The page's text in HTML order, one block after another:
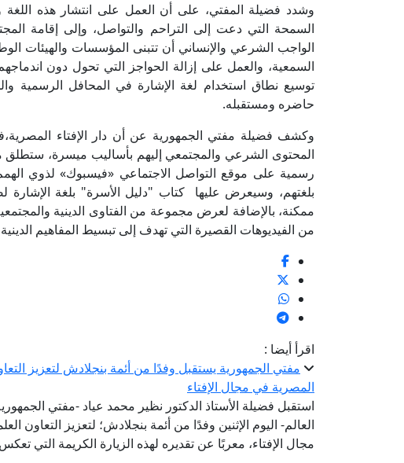
وشدد فضيلة المفتي، على أن العمل على انتشار هذه
السمحة التي دعت إلى التراحم والتواصل، وإلى إقامة
الواجب الشرعي والإنساني أن تتبنى المؤسسات والهيئات
السمعية، والعمل على إزالة الحواجز التي تحول دون
توسيع نطاق استخدام لغة الإشارة في المحافل الرسمية
حاضره ومستقبله.
وكشف فضيلة مفتي الجمهورية عن أن دار الإفتاء
المحتوى الشرعي والمجتمعي إليهم بأساليب ميسرة،
رسمية على موقع التواصل الاجتماعي «فيسبوك» لذوي
بلغتهم، وسيعرض عليها كتاب "دليل الأسرة" بلغة
ممكنة، بالإضافة لعرض مجموعة من الفتاوى الدينية
من الفيديوهات القصيرة التي تهدف إلى تبسيط المفاهيم
اقرأ أيضا :
مفتي الجمهورية يستقبل وفدًا من أئمة بنجلادش لتعزيز
المصرية في مجال الإفتاء
استقبل فضيلة الأستاذ الدكتور نظير محمد عياد -مفتي
العالم- اليوم الإثنين وفدًا من أئمة بنجلادش؛ لتعزيز التعاون
مجال الإفتاء، معربًا عن تقديره لهذه الزيارة الكريمة التي